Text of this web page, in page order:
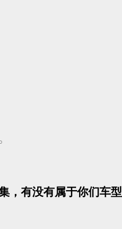
，有没有属于你们车